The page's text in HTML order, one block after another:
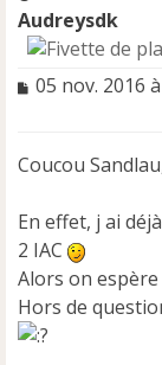
Audreysdk
M
a
e
n
o
n
l
u
05 nov. 2016
Coucou
En effet, j ai
2 IAC
Alors on
Hors de